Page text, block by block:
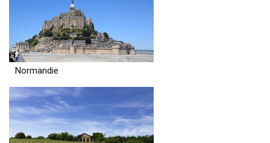
Normandie